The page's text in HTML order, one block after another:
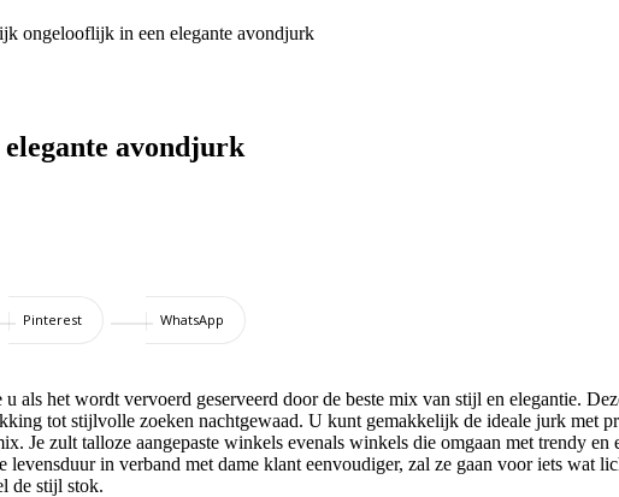
ongelooflijk in een elegante avondjurk
avondjurk
Pinterest WhatsApp
u als het wordt vervoerd geserveerd door de beste mix van stijl en elegantie.
tot stijlvolle zoeken nachtgewaad. U kunt gemakkelijk de ideale jurk met
Je zult talloze aangepaste winkels evenals winkels die omgaan met trendy
levensduur in verband met dame klant eenvoudiger, zal ze gaan voor iets wat
de stijl stok.